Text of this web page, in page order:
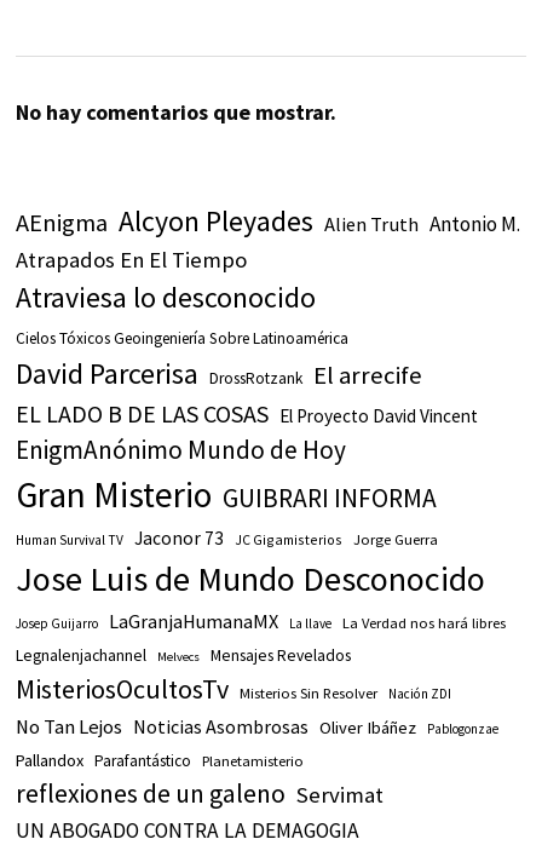
No hay comentarios que mostrar.
AEnigma Alcyon Pleyades Alien Truth Antonio M.
Atrapados En El Tiempo
Atraviesa lo desconocido
Cielos Tóxicos Geoingeniería Sobre Latinoamérica
David Parcerisa DrossRotzank El arrecife
EL LADO B DE LAS COSAS El Proyecto David Vincent
EnigmAnónimo Mundo de Hoy
Gran Misterio GUIBRARI INFORMA
Human Survival TV Jaconor 73 JC Gigamisterios Jorge Guerra
Jose Luis de Mundo Desconocido
Josep Guijarro LaGranjaHumanaMX La llave La Verdad nos hará libres
Legnalenjachannel Melvecs Mensajes Revelados
MisteriosOcultosTv Misterios Sin Resolver Nación ZDI
No Tan Lejos Noticias Asombrosas Oliver Ibáñez Pablogonzae
Pallandox Parafantástico Planetamisterio
reflexiones de un galeno Servimat
UN ABOGADO CONTRA LA DEMAGOGIA